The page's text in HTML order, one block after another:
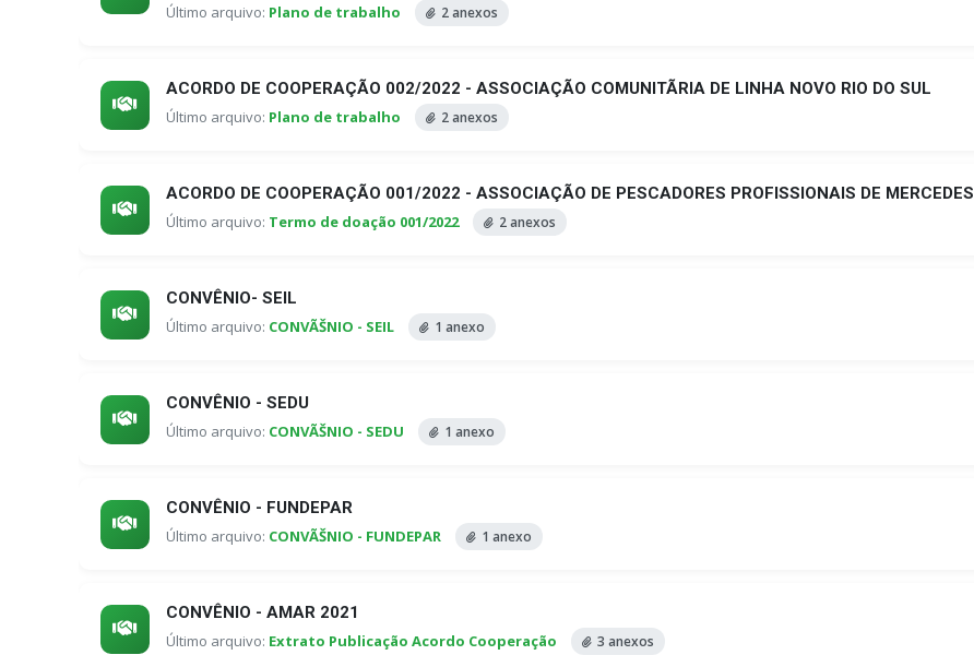
Último arquivo: Plano de trabalho 2 anexos
ACORDO DE COOPERAÇÃO 002/2022 - ASSOCIAÇÃO COMUNITÃRIA DE LINHA NOVO RIO DO SUL
Último arquivo: Plano de trabalho 2 anexos
ACORDO DE COOPERAÇÃO 001/2022 - ASSOCIAÇÃO DE PESCADORES PROFISSIONAIS DE MERCEDES
Último arquivo: Termo de doação 001/2022 2 anexos
CONVÊNIO- SEIL
Último arquivo: CONVÃŠNIO - SEIL 1 anexo
CONVÊNIO - SEDU
Último arquivo: CONVÃŠNIO - SEDU 1 anexo
CONVÊNIO - FUNDEPAR
Último arquivo: CONVÃŠNIO - FUNDEPAR 1 anexo
CONVÊNIO - AMAR 2021
Último arquivo: Extrato Publicação Acordo Cooperação 3 anexos